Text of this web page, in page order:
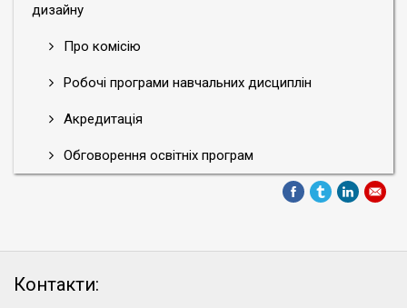
дизайну
Про комісію
Робочі програми навчальних дисциплін
Акредитація
Обговорення освітніх програм
Контакти: